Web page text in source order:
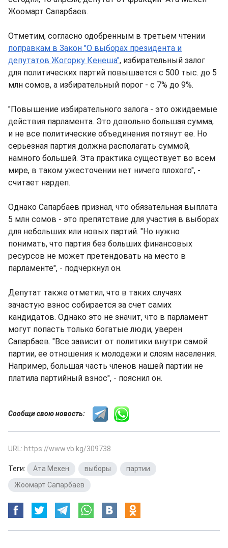
Жоомарт Сапарбаев.
Отметим, согласно одобренным в третьем чтении
поправкам в Закон "О выборах президента и
депутатов Жогорку Кенеша", избирательный залог
для политических партий повышается с 500 тыс. до 5
млн сомов, а избирательный порог - с 7% до 9%.
"Повышение избирательного залога - это ожидаемые
действия парламента. Это довольно большая сумма,
и не все политические объединения потянут ее. Но
серьезная партия должна располагать суммой,
намного большей. Эта практика существует во всем
мире, в таком ужесточении нет ничего плохого", -
считает нардеп.
Однако Сапарбаев признал, что обязательная выплата
5 млн сомов - это препятствие для участия в выборах
для небольших или новых партий. "Но нужно
понимать, что партия без больших финансовых
ресурсов не может претендовать на место в
парламенте", - подчеркнул он.
Депутат также отметил, что в таких случаях
зачастую взнос собирается за счет самих
кандидатов. Однако это не значит, что в парламент
могут попасть только богатые люди, уверен
Сапарбаев. "Все зависит от политики внутри самой
партии, ее отношения к молодежи и слоям населения.
Например, большая часть членов нашей партии не
платила партийный взнос", - пояснил он.
Сообщи свою новость:
URL: https://www.vb.kg/309738
Теги: Ата Мекен выборы партии
Жоомарт Сапарбаев